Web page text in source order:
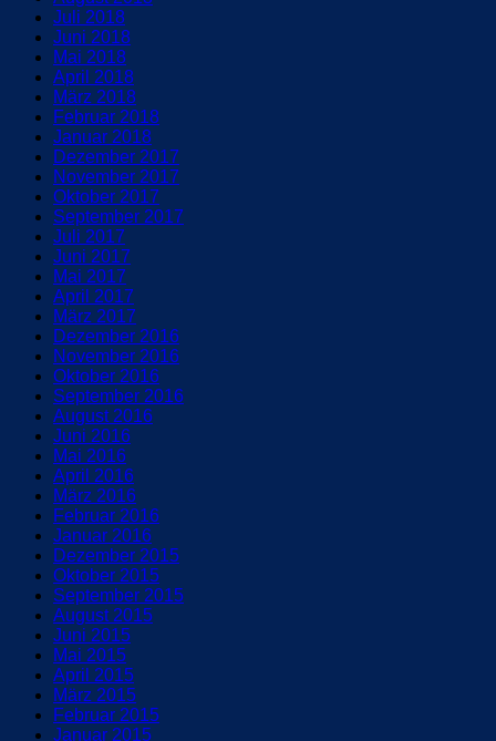
Juli 2018
Juni 2018
Mai 2018
April 2018
März 2018
Februar 2018
Januar 2018
Dezember 2017
November 2017
Oktober 2017
September 2017
Juli 2017
Juni 2017
Mai 2017
April 2017
März 2017
Dezember 2016
November 2016
Oktober 2016
September 2016
August 2016
Juni 2016
Mai 2016
April 2016
März 2016
Februar 2016
Januar 2016
Dezember 2015
Oktober 2015
September 2015
August 2015
Juni 2015
Mai 2015
April 2015
März 2015
Februar 2015
Januar 2015